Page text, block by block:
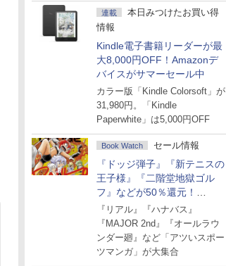
連載
本日みつけたお買い得
情報
Kindle電子書籍リーダーが最
大8,000円OFF！Amazonデ
バイスがサマーセール中
カラー版「Kindle Colorsoft」が
31,980円。「Kindle
Paperwhite」は5,000円OFF
Book Watch セール情報
『ドッジ弾子』『新テニスの
王子様』『二階堂地獄ゴル
フ』などが50％還元！
Amazonマンガ週末セール
『リアル』『ハナバス』
『MAJOR 2nd』『オールラウ
ンダー廻』など「アツいスポー
ツマンガ」が大集合